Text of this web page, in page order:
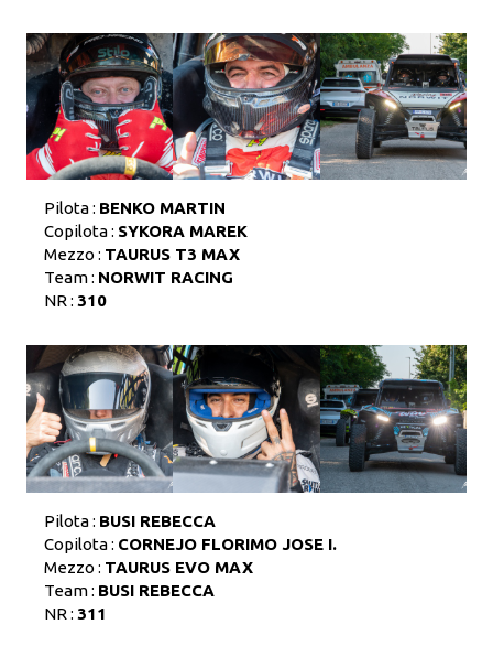
Pilota : BENKO MARTIN
Copilota : SYKORA MAREK
Mezzo : TAURUS T3 MAX
Team : NORWIT RACING
NR : 310
Pilota : BUSI REBECCA
Copilota : CORNEJO FLORIMO JOSE I.
Mezzo : TAURUS EVO MAX
Team : BUSI REBECCA
NR : 311